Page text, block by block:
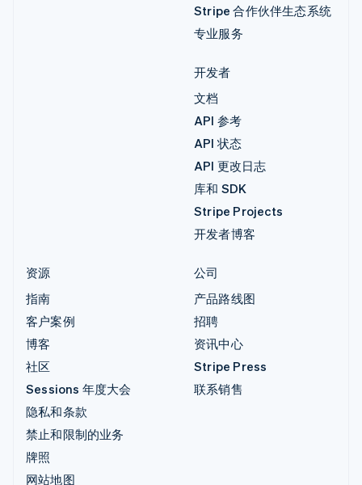
Stripe 合作伙伴生态系统
专业服务
开发者
文档
API 参考
API 状态
API 更改日志
库和 SDK
Stripe Projects
开发者博客
资源
指南
客户案例
博客
社区
Sessions 年度大会
隐私和条款
禁止和限制的业务
牌照
网站地图
公司
产品路线图
招聘
资讯中心
Stripe Press
联系销售